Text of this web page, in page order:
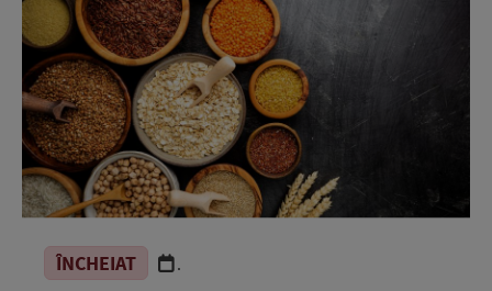
ÎNCHEIAT .
PODCAST
ASCULTĂ
LIVE